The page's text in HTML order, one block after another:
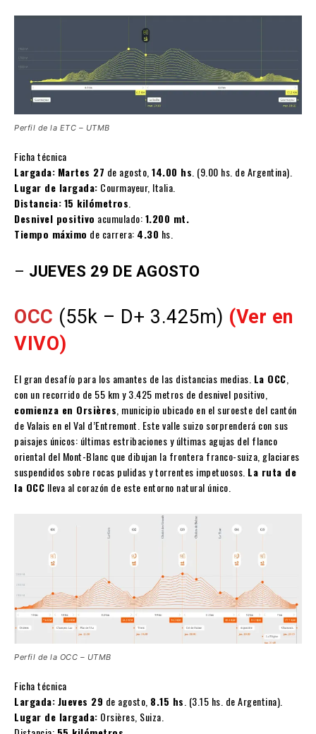
Perfil de la ETC – UTMB
Ficha técnica
Largada: Martes 27 de agosto,14.00 hs. (9.00 hs. de Argentina).
Lugar de largada: Courmayeur, Italia.
Distancia:15 kilómetros.
Desnivel positivo acumulado:1.200 mt.
Tiempo máximo de carrera: 4.30 hs.
– JUEVES 29 DE AGOSTO
OCC (55k – D+ 3.425m) (Ver en
VIVO)
El gran desafío para los amantes de las distancias medias. La OCC,
con un recorrido de 55 km y 3.425 metros de desnivel positivo,
comienza en Orsières, municipio ubicado en el suroeste del cantón
de Valais en el Val d’Entremont. Este valle suizo sorprenderá con sus
paisajes únicos: últimas estribaciones y últimas agujas del flanco
oriental del Mont-Blanc que dibujan la frontera franco-suiza, glaciares
suspendidos sobre rocas pulidas y torrentes impetuosos. La ruta de
la OCC lleva al corazón de este entorno natural único.
Perfil de la OCC – UTMB
Ficha técnica
Largada:Jueves 29 de agosto, 8.15 hs. (3.15 hs. de Argentina).
Lugar de largada: Orsières, Suiza.